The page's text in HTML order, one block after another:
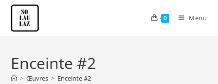
0 Menu
Enceinte #2
> Œuvres > Enceinte #2